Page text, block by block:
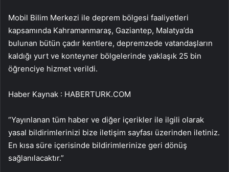
Mobil Bilim Merkezi ile deprem bölgesi faaliyetleri
kapsamında Kahramanmaraş, Gaziantep, Malatya’da
bulunan bütün çadır kentlere, depremzede vatandaşların
kaldığı yurt ve konteyner bölgelerinde yaklaşık 25 bin
öğrenciye hizmet verildi.
Haber Kaynak : HABERTURK.COM
“Yayınlanan tüm haber ve diğer içerikler ile ilgili olarak
yasal bildirimlerinizi bize iletişim sayfası üzerinden iletiniz.
En kısa süre içerisinde bildirimlerinize geri dönüş
sağlanılacaktır.”